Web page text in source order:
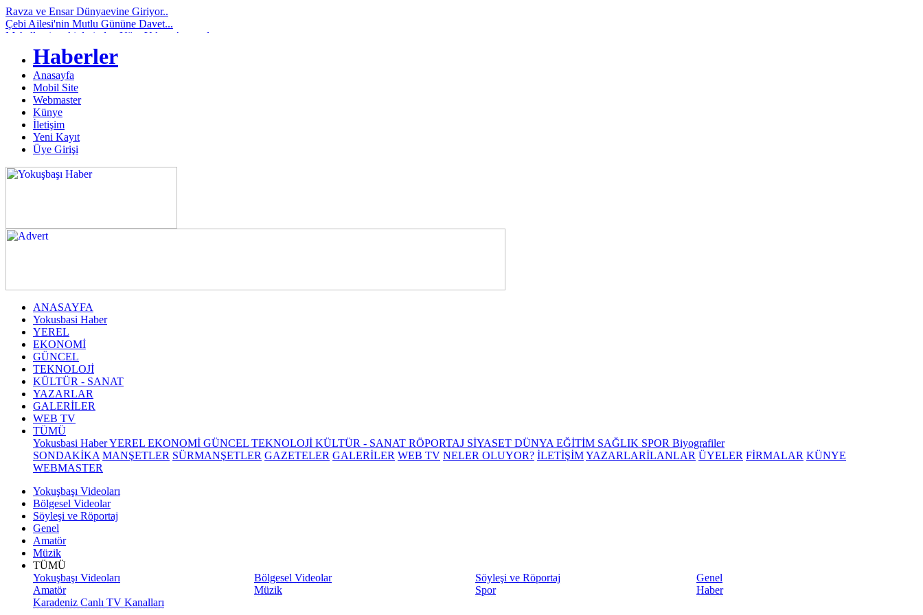
Ravza ve Ensar Dünyaevine Giriyor..
Çebi Ailesi'nin Mutlu Gününe Davet...
Mahallemiz sakinlerinden Uğur Yılmaz’ın mutlu..
Elif ve Bahattin Dünya Evine Giriyor...
Kardelen ve Mehmet Ali Dünya Evine Giriyor..
ACI KAYBIMIZ: GÖNÜL SOYLU VEFAT ETTİ..
BÜYÜK İHMAL: ÖNCE EVE GÖNDERİLDİ,
SONRA OMURG..
Çağlanur Yılmaz ve Burak Er Dünya Evine Giriy..
Geçmişten Günümüze Bir Eğitim Çınarı...Orhan ..
Demirci ve Doğan Ailesinin Acı Kaybı...
Haberler
Anasayfa
Mobil Site
Webmaster
Künye
İletişim
Yeni Kayıt
Üye Girişi
ANASAYFA
Yokusbasi Haber
YEREL
EKONOMİ
GÜNCEL
TEKNOLOJİ
KÜLTÜR - SANAT
YAZARLAR
GALERİLER
WEB TV
TÜMÜ
Yokusbasi HaberYEREL EKONOMİ GÜNCEL TEKNOLOJİ KÜLTÜR - SANAT RÖPORTAJ SİYASET DÜNYA EĞİTİM SAĞLIK SPOR Biyografiler
SONDAKİKA MANŞETLER SÜRMANŞETLER GAZETELER GALERİLER WEB TV NELER OLUYOR? İLETİŞİMYAZARLARİLANLAR ÜYELER FİRMALAR KÜNYE
WEBMASTER
Yokuşbaşı Videoları
Bölgesel Videolar
Söyleşi ve Röportaj
Genel
Amatör
Müzik
TÜMÜ
Yokuşbaşı Videoları
Bölgesel Videolar Söyleşi ve Röportaj
Genel
Amatör
Müzik Spor
Haber
Karadeniz Canlı TV Kanalları